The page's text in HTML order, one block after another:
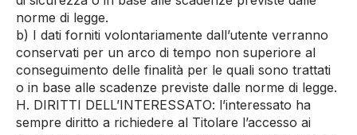
norme di legge.
b) I dati forniti volontariamente dall’utente verranno
conservati per un arco di tempo non superiore al
conseguimento delle finalità per le quali sono trattati
o in base alle scadenze previste dalle norme di legge.
H. DIRITTI DELL’INTERESSATO: l’interessato ha
sempre diritto a richiedere al Titolare l’accesso ai